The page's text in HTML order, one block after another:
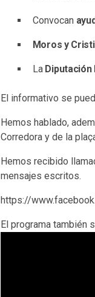
Convocan
Moros y
LaDiputación
El informativo se
Hemos hablado,
Corredora y de la
Hemos recibido
mensajes escritos.
https://
El programa también